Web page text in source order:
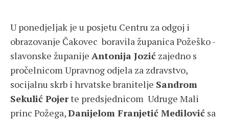
U ponedjeljak je u posjetu Centru za odgoj i
obrazovanje Čakovec boravila županica Požeško -
slavonske županije Antonija Jozić zajedno s
pročelnicom Upravnog odjela za zdravstvo,
socijalnu skrb i hrvatske branitelje Sandrom
Sekulić Pojerte predsjednicom Udruge Mali
princ Požega,Danijelom Franjetić Medilović sa